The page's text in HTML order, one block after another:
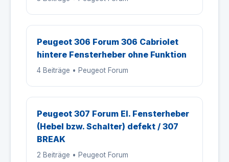
Peugeot 306 Forum 306 Cabriolet
hintere Fensterheber ohne Funktion
4 Beiträge • Peugeot Forum
Peugeot 307 Forum El. Fensterheber
(Hebel bzw. Schalter) defekt / 307
BREAK
2 Beiträge • Peugeot Forum